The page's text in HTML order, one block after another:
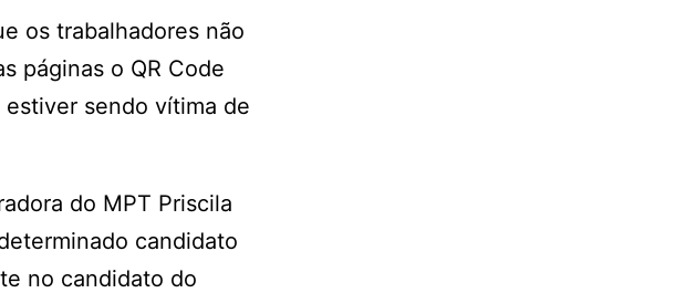
os trabalhadores não
páginas o QR Code
sendo vítima de
do MPT Priscila
candidato
no candidato do